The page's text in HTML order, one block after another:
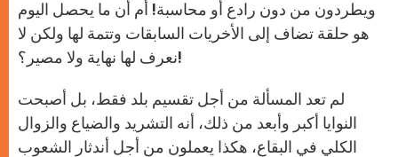
ويطردون من دون رادع أو محاسبة! أم أن ما يحصل اليوم
هو حلقة تضاف إلى الأخريات السابقات وتتمة لها ولكن لا
نعرف لها نهاية ولا مصير؟!
لم تعد المسألة من أجل تقسيم بلد فقط، بل أصبحت
النوايا أكبر وأبعد من ذلك، أنه التشريد والضياع والزوال
الكلي في البقاع، هكذا يعملون من أجل أندثار الشعوب